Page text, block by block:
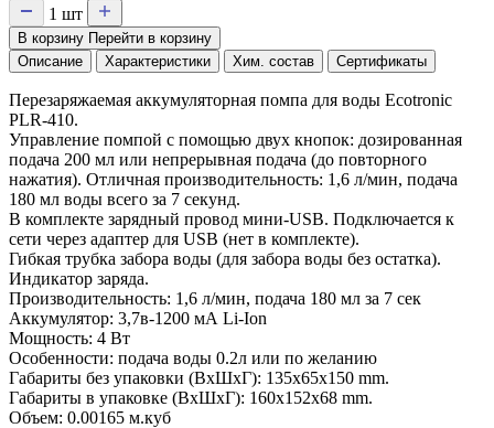
1 шт
В корзину Перейти в корзину
Описание
Характеристики Хим. состав Сертификаты
Перезаряжаемая аккумуляторная помпа для воды Ecotronic
PLR-410.
Управление помпой с помощью двух кнопок: дозированная
подача 200 мл или непрерывная подача (до повторного
нажатия). Отличная производительность: 1,6 л/мин, подача
180 мл воды всего за 7 секунд.
В комплекте зарядный провод мини-USB. Подключается к
сети через адаптер для USB (нет в комплекте).
Гибкая трубка забора воды (для забора воды без остатка).
Индикатор заряда.
Производительность: 1,6 л/мин, подача 180 мл за 7 сек
Аккумулятор: 3,7в-1200 мА Li-Ion
Мощность: 4 Вт
Особенности: подача воды 0.2л или по желанию
Габариты без упаковки (ВxШxГ): 135x65x150 mm.
Габариты в упаковке (ВxШxГ): 160x152x68 mm.
Объем: 0.00165 м.куб